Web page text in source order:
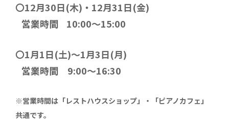
〇12月30日(木)・12月31日(金)
営業時間
10:00～15:00
〇1月1日(土)～1月3日(月)
営業時間 9:00～16:30
※営業時間は「レストハウスショップ」・「ピアノカフェ」
共通です。